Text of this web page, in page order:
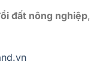
đất nông nghiệp,